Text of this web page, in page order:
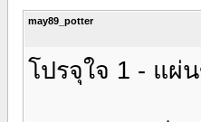
may89_potter
โปรจุใจ 1 - แผ่